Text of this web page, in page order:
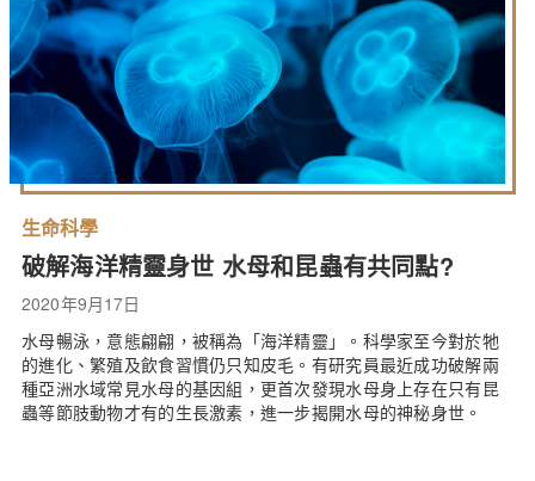
生命科學
破解海洋精靈身世 水母和昆蟲有共同點?
2020年9月17日
水母暢泳，意態翩翩，被稱為「海洋精靈」。科學家至今對於牠
的進化、繁殖及飲食習慣仍只知皮毛。有研究員最近成功破解兩
種亞洲水域常見水母的基因組，更首次發現水母身上存在只有昆
蟲等節肢動物才有的生長激素，進一步揭開水母的神秘身世。